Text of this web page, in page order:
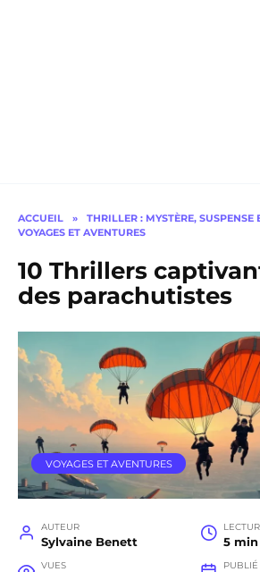
ACCUEIL » THRILLER : MYSTÈRE, SUSPENSE
VOYAGES ET AVENTURES
10 Thrillers
des parachutistes
VOYAGES ET AVENTURES
AUTEUR
Sylvaine Benett 5 min
VUES PUBLIÉ